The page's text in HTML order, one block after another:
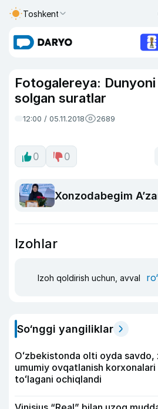
Toshkent
Fotogalereya:
solgan suratlar
12:00 / 05.11.2018 2689
0 0
Xonzodabegim
Izohlar
Izoh qoldirish uchun, avval
So‘nggi yangiliklar
Oʻzbekistonda olti oyda savdo,
umumiy ovqatlanish korxonalari
toʻlagani ochiqlandi